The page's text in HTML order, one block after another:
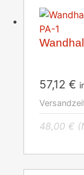
57,12 €
48,00 €